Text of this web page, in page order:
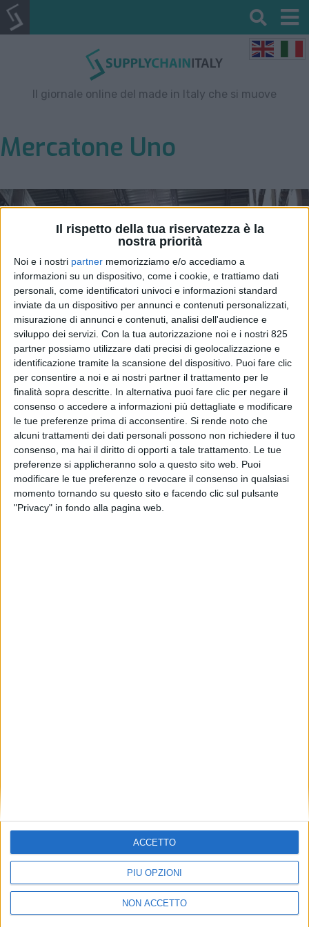
Il rispetto della tua riservatezza è la
nostra priorità
Noi e i nostri partner memorizziamo e/o accediamo a
informazioni su un dispositivo, come i cookie, e trattiamo dati
personali, come identificatori univoci e informazioni standard
inviate da un dispositivo per annunci e contenuti personalizzati,
misurazione di annunci e contenuti, analisi dell'audience e
sviluppo dei servizi. Con la tua autorizzazione noi e i nostri 825
partner possiamo utilizzare dati precisi di geolocalizzazione e
identificazione tramite la scansione del dispositivo. Puoi fare clic
per consentire a noi e ai nostri partner il trattamento per le
finalità sopra descritte. In alternativa puoi fare clic per negare il
consenso o accedere a informazioni più dettagliate e modificare
le tue preferenze prima di acconsentire. Si rende noto che
alcuni trattamenti dei dati personali possono non richiedere il tuo
consenso, ma hai il diritto di opporti a tale trattamento. Le tue
preferenze si applicheranno solo a questo sito web. Puoi
modificare le tue preferenze o revocare il consenso in qualsiasi
momento tornando su questo sito e facendo clic sul pulsante
"Privacy" in fondo alla pagina web.
PIÙ OPZIONI
NON ACCETTO
ACCETTO
Il giornale online del made in Italy che si muove
Mercatone Uno
Via libera al nuovo polo
logistico di Trony nel
Ravennate
LOGISTICA 28 APRILE 2025